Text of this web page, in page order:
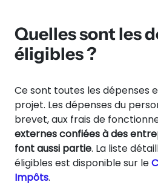
Quelles sont les
éligibles ?
Ce sont toutes les dépenses
projet. Les dépenses du
brevet, aux frais de
externes confiées à des
font aussi partie. La liste
éligibles est disponible sur le
Impôts.